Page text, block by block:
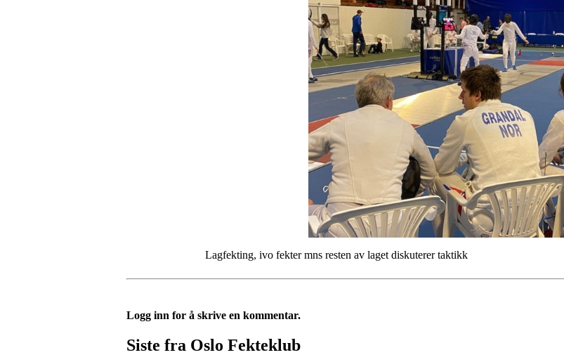
Lagfekting, ivo fekter mns resten av laget diskuterer taktikk
Logg inn for å skrive en kommentar.
Siste fra Oslo Fekteklub